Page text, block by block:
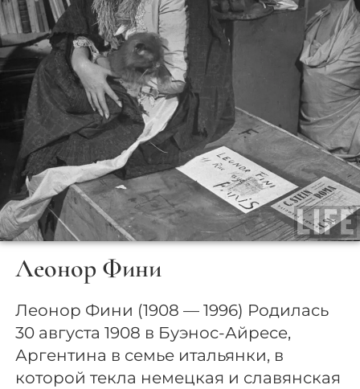
Леонор Фини
Леонор Фини (1908 — 1996) Родилась
30 августа 1908 в Буэнос-Айресе,
Аргентина в семье итальянки, в
которой текла немецкая и славянская